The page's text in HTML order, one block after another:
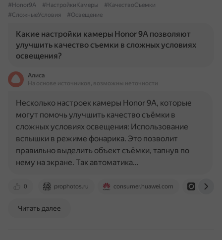
#Honor9A
#НастройкиКамеры
#КачествоСъемки
#СложныеУсловия
#Освещение
Какие настройки камеры Honor 9A позволяют
улучшить качество съемки в сложных условиях
освещения?
Алиса
На основе источников, возможны неточности
0 prophotos.ru consumer.huawei.com
Несколько настроек камеры Honor 9A, которые
могут помочь улучшить качество съёмки в
сложных условиях освещения: Использование
вспышки в режиме фонарика. Это позволит
правильно выделить объект съёмки, тапнув по
нему на экране. Так автоматика…
Читать далее